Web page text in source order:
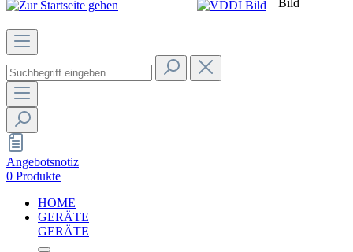
Angebotsnotiz
0 Produkte
HOME
GERÄTE
GERÄTE